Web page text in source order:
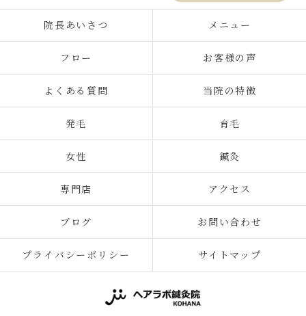
院長あいさつ メニュー
フロー お客様の声
よくある質問 当院の特徴
発毛 育毛
女性 鍼灸
専門店 アクセス
ブログ お問い合わせ
プライバシーポリシー サイトマップ